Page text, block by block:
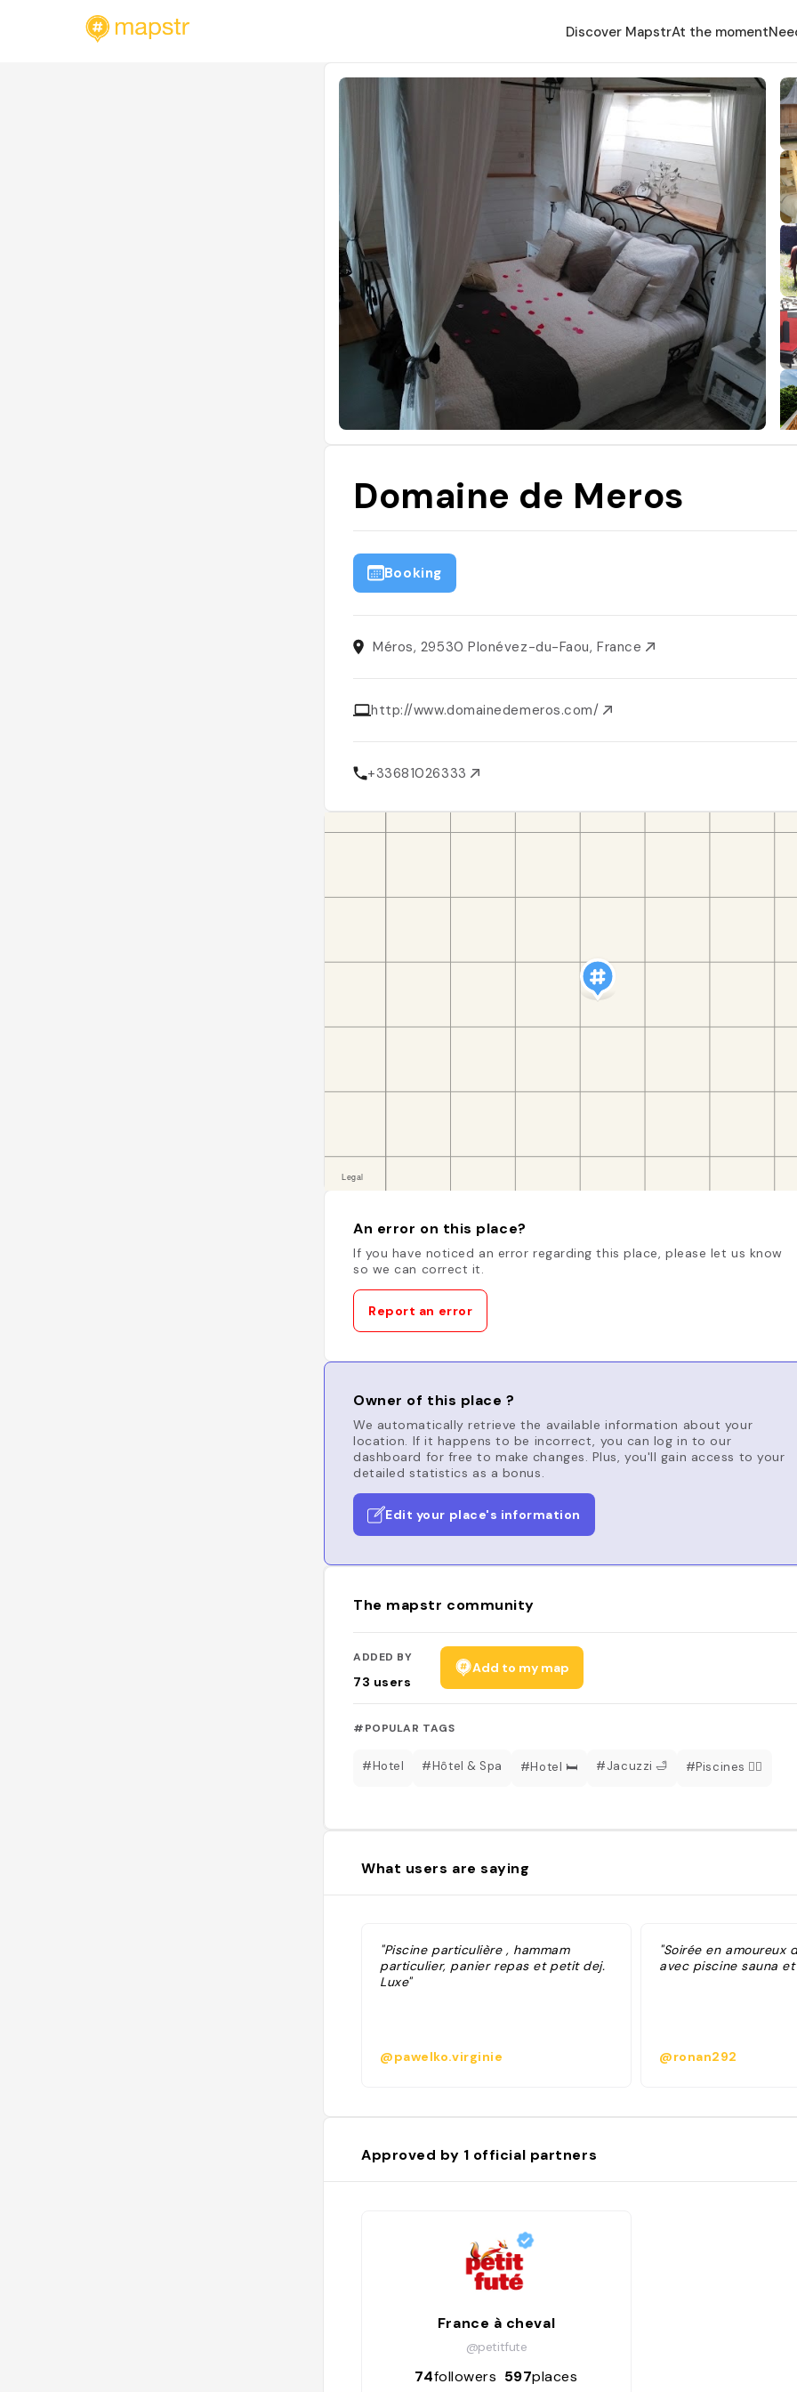
Discover MapstrAt the moment
Domaine de Meros
Booking
Méros, 29530 Plonévez-du-Faou, France
http://www.domainedemeros.com/
+33681026333
An error on this place?
If you have noticed an error regarding this place, please let us know
so we can correct it.
Report an error
Owner of this place ?
We automatically retrieve the available information about your
location. If it happens to be incorrect, you can log in to our
dashboard for free to make changes. Plus, you'll gain access to your
detailed statistics as a bonus.
Edit your place's information
The mapstr community
ADDED BY
73 users
Add to my map
#POPULAR TAGS
#Hotel #Hôtel & Spa #Hotel 🛏 #Jacuzzi 🛁 #Piscines 🏊‍♀️
What users are saying
"Piscine particulière , hammam
particulier, panier repas et petit dej.
Luxe"
@pawelko.virginie
"Soirée en amoureux
avec piscine sauna et
@ronan292
Approved by 1 official partners
France à cheval
@petitfute
74followers 597places